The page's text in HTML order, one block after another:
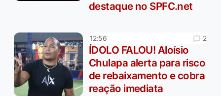
destaque no SPFC.net
12:56 2
ÍDOLO FALOU! Aloísio
Chulapa alerta para risco
de rebaixamento e cobra
reação imediata